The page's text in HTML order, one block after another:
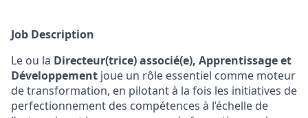
Job Description
Le ou la Directeur(trice) associé(e), Apprentissage et
Développement joue un rôle essentiel comme moteur
de transformation, en pilotant à la fois les initiatives de
perfectionnement des compétences à l’échelle de